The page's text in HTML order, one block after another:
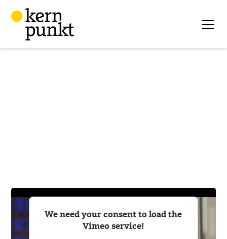
We need your consent to load the
Vimeo service!